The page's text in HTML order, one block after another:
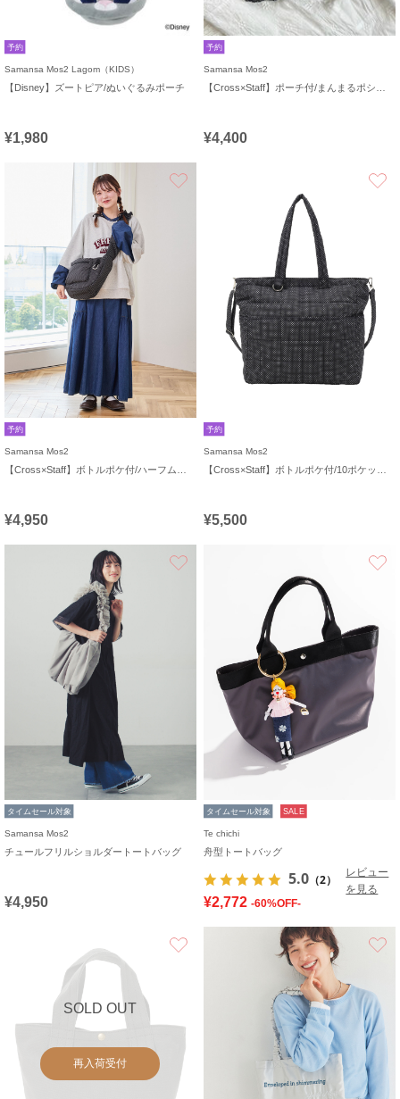
予約
Samansa Mos2 Lagom（KIDS）
【Disney】ズートピア/ぬいぐるみポーチ
¥1,980
予約
Samansa Mos2
¥4,400
予約
Samansa Mos2
¥4,950
予約
Samansa Mos2
¥5,500
タイムセール対象
Samansa Mos2
チュールフリルショルダートートバッグ
¥4,950
タイムセール対象 SALE
Te chichi
舟型トートバッグ
5.0 （2）
レビュー
を見る
¥2,772 -60%OFF-
SOLD OUT
再入荷受付